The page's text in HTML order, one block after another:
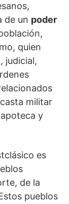
de un poder
quien
judicial,
militar
y
es
de la
pueblos